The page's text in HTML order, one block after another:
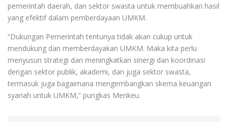
pemerintah daerah, dan sektor swasta untuk membuahkan hasil
yang efektif dalam pemberdayaan UMKM.
“Dukungan Pemerintah tentunya tidak akan cukup untuk
mendukung dan memberdayakan UMKM. Maka kita perlu
menyusun strategi dan meningkatkan sinergi dan koordinasi
dengan sektor publik, akademi, dan juga sektor swasta,
termasuk juga bagaimana mengembangkan skema keuangan
syariah untuk UMKM,” pungkas Menkeu.